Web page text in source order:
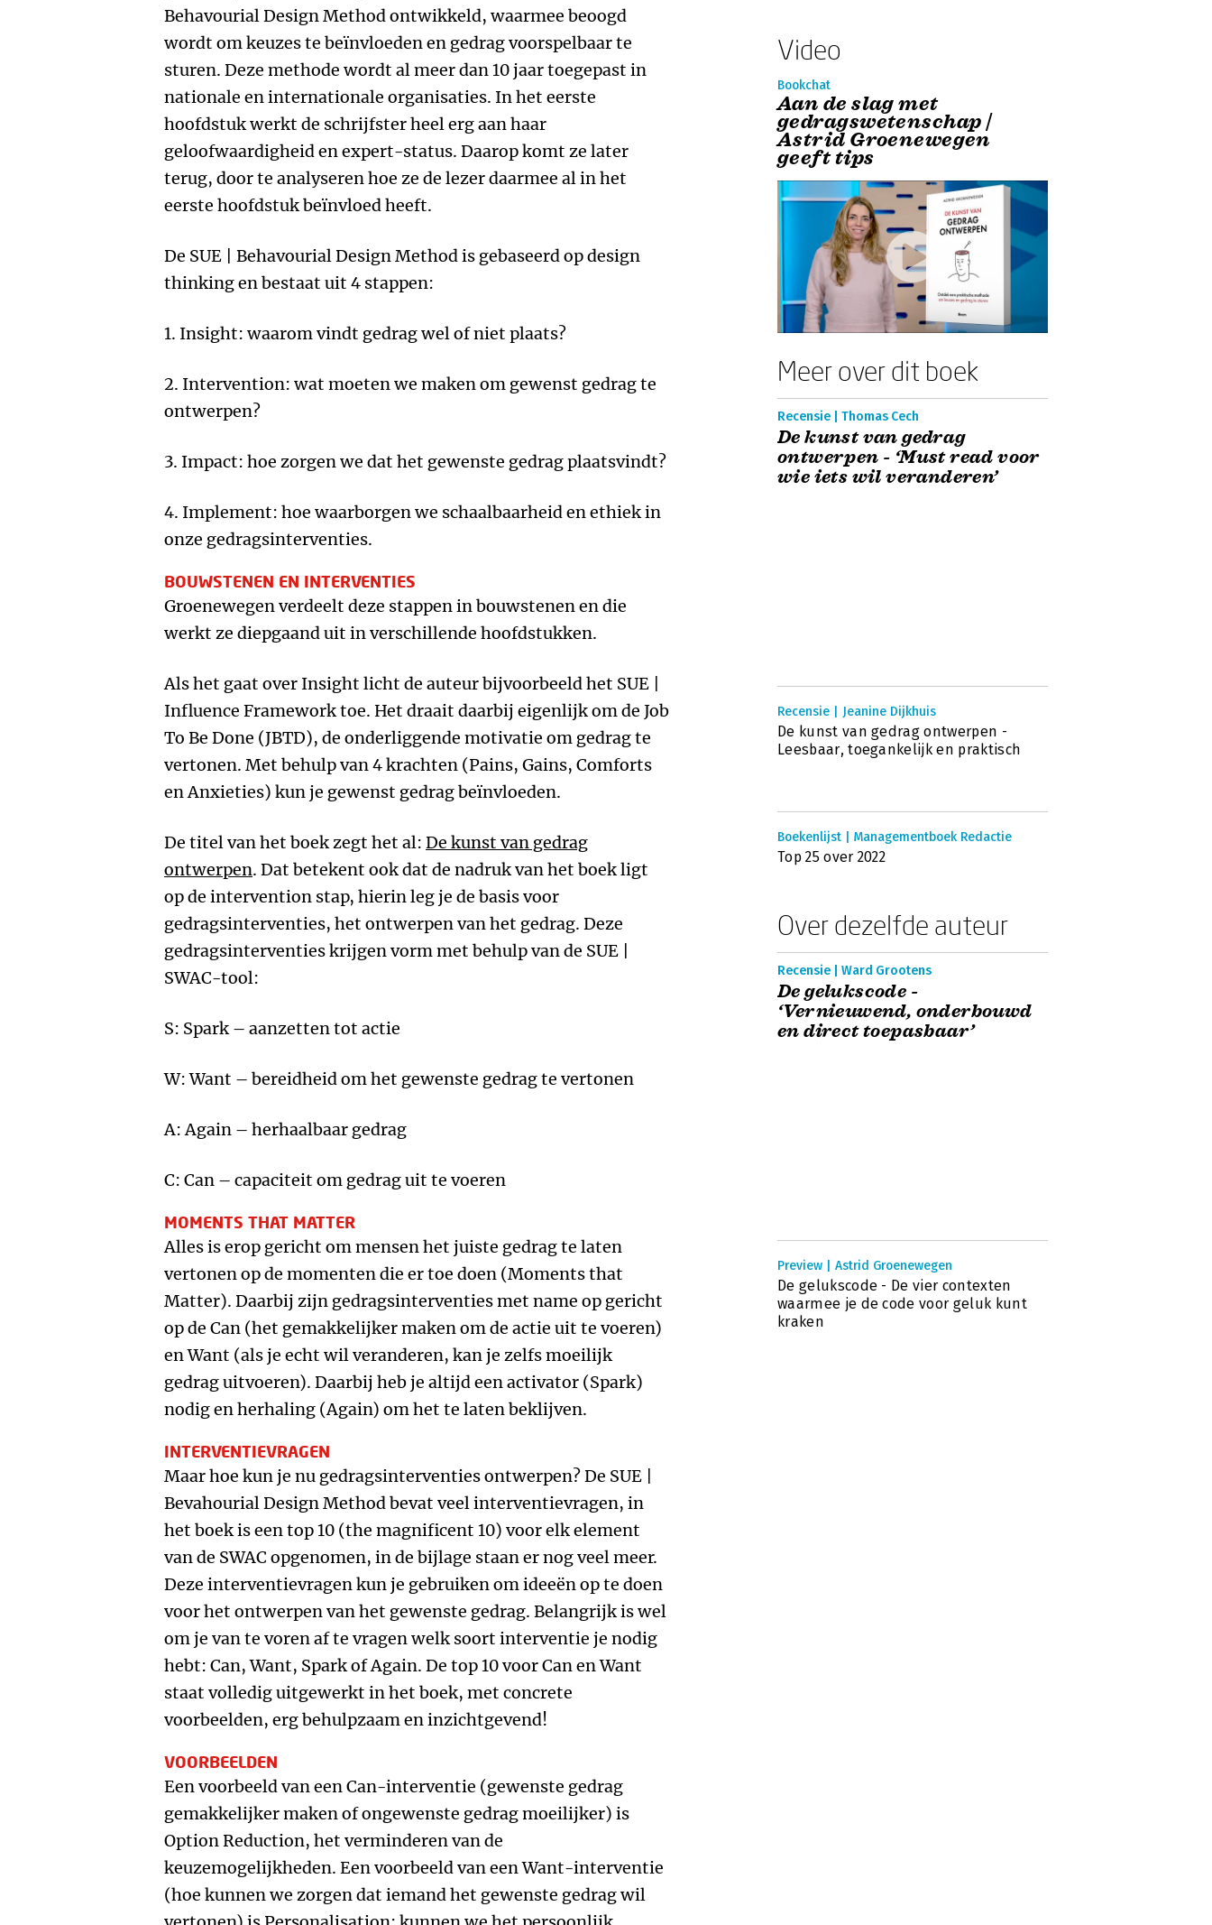
Behavourial Design Method ontwikkeld, waarmee beoogd
wordt om keuzes te beïnvloeden en gedrag voorspelbaar te
sturen. Deze methode wordt al meer dan 10 jaar toegepast in
nationale en internationale organisaties. In het eerste
hoofdstuk werkt de schrijfster heel erg aan haar
geloofwaardigheid en expert-status. Daarop komt ze later
terug, door te analyseren hoe ze de lezer daarmee al in het
eerste hoofdstuk beïnvloed heeft.
De SUE | Behavourial Design Method is gebaseerd op design
thinking en bestaat uit 4 stappen:
1. Insight: waarom vindt gedrag wel of niet plaats?
2. Intervention: wat moeten we maken om gewenst gedrag te
ontwerpen?
3. Impact: hoe zorgen we dat het gewenste gedrag plaatsvindt?
4. Implement: hoe waarborgen we schaalbaarheid en ethiek in
onze gedragsinterventies.
BOUWSTENEN EN INTERVENTIES
Groenewegen verdeelt deze stappen in bouwstenen en die
werkt ze diepgaand uit in verschillende hoofdstukken.
Als het gaat over Insight licht de auteur bijvoorbeeld het SUE |
Influence Framework toe. Het draait daarbij eigenlijk om de Job
To Be Done (JBTD), de onderliggende motivatie om gedrag te
vertonen. Met behulp van 4 krachten (Pains, Gains, Comforts
en Anxieties) kun je gewenst gedrag beïnvloeden.
De titel van het boek zegt het al: De kunst van gedrag
ontwerpen. Dat betekent ook dat de nadruk van het boek ligt
op de intervention stap, hierin leg je de basis voor
gedragsinterventies, het ontwerpen van het gedrag. Deze
gedragsinterventies krijgen vorm met behulp van de SUE |
SWAC-tool:
S: Spark – aanzetten tot actie
W: Want – bereidheid om het gewenste gedrag te vertonen
A: Again – herhaalbaar gedrag
C: Can – capaciteit om gedrag uit te voeren
MOMENTS THAT MATTER
Alles is erop gericht om mensen het juiste gedrag te laten
vertonen op de momenten die er toe doen (Moments that
Matter). Daarbij zijn gedragsinterventies met name op gericht
op de Can (het gemakkelijker maken om de actie uit te voeren)
en Want (als je echt wil veranderen, kan je zelfs moeilijk
gedrag uitvoeren). Daarbij heb je altijd een activator (Spark)
nodig en herhaling (Again) om het te laten beklijven.
INTERVENTIEVRAGEN
Maar hoe kun je nu gedragsinterventies ontwerpen? De SUE |
Bevahourial Design Method bevat veel interventievragen, in
het boek is een top 10 (the magnificent 10) voor elk element
van de SWAC opgenomen, in de bijlage staan er nog veel meer.
Deze interventievragen kun je gebruiken om ideeën op te doen
voor het ontwerpen van het gewenste gedrag. Belangrijk is wel
om je van te voren af te vragen welk soort interventie je nodig
hebt: Can, Want, Spark of Again. De top 10 voor Can en Want
staat volledig uitgewerkt in het boek, met concrete
voorbeelden, erg behulpzaam en inzichtgevend!
VOORBEELDEN
Een voorbeeld van een Can-interventie (gewenste gedrag
gemakkelijker maken of ongewenste gedrag moeilijker) is
Option Reduction, het verminderen van de
keuzemogelijkheden. Een voorbeeld van een Want-interventie
(hoe kunnen we zorgen dat iemand het gewenste gedrag wil
Video
Bookchat
Aan de slag met
gedragswetenschap |
Astrid Groenewegen
geeft tips
Meer over dit boek
Recensie | Thomas Cech
De kunst van gedrag
ontwerpen - ‘Must read voor
wie iets wil veranderen’
Recensie | Jeanine Dijkhuis
De kunst van gedrag ontwerpen -
Leesbaar, toegankelijk en praktisch
Boekenlijst | Managementboek Redactie
Top 25 over 2022
Over dezelfde auteur
Recensie | Ward Grootens
De gelukscode -
‘Vernieuwend, onderbouwd
en direct toepasbaar’
Preview | Astrid Groenewegen
De gelukscode - De vier contexten
waarmee je de code voor geluk kunt
kraken